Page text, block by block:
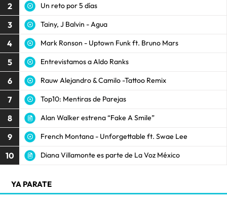
2 Un reto por 5 días
3 Tainy, J Balvin - Agua
4 Mark Ronson - Uptown Funk ft. Bruno Mars
5 Entrevistamos a Aldo Ranks
6 Rauw Alejandro & Camilo -Tattoo Remix
7 Top10: Mentiras de Parejas
8 Alan Walker estrena “Fake A Smile”
9 French Montana - Unforgettable ft. Swae Lee
10 Diana Villamonte es parte de La Voz México
YA PARATE